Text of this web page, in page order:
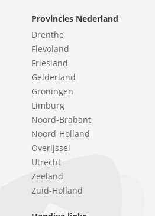
Provincies Nederland
Drenthe
Flevoland
Friesland
Gelderland
Groningen
Limburg
Noord-Brabant
Noord-Holland
Overijssel
Utrecht
Zeeland
Zuid-Holland